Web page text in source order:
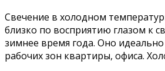
Свечение в холодном
близко по восприятию глазом к
зимнее время года. Оно
рабочих зон квартиры, офиса.